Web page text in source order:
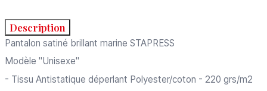
Description
Pantalon satiné brillant marine STAPRESS
Modèle "Unisexe"
- Tissu Antistatique déperlant Polyester/coton - 220 grs/m2